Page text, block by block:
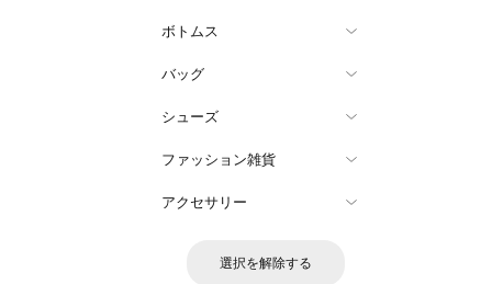
ボトムス
バッグ
シューズ
ファッション雑貨
アクセサリー
選択を解除する